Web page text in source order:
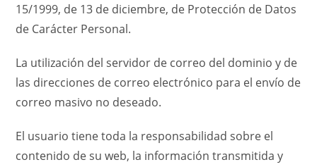
15/1999, de 13 de diciembre, de Protección de Datos
de Carácter Personal.
La utilización del servidor de correo del dominio y de
las direcciones de correo electrónico para el envío de
correo masivo no deseado.
El usuario tiene toda la responsabilidad sobre el
contenido de su web, la información transmitida y